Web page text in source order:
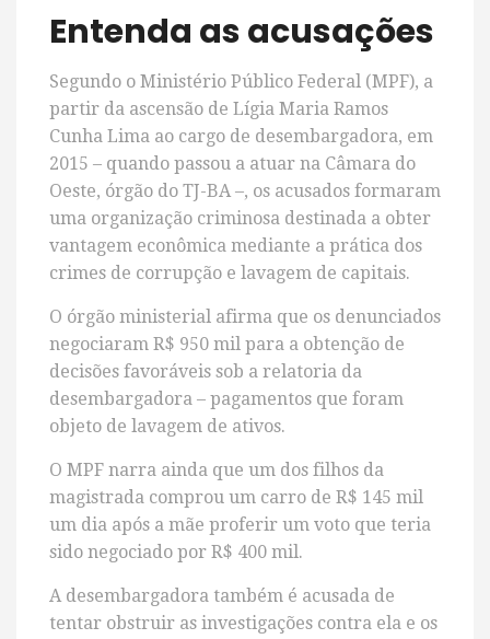
Entenda as acusações
Segundo o Ministério Público Federal (MPF), a
partir da ascensão de Lígia Maria Ramos
Cunha Lima ao cargo de desembargadora, em
2015 – quando passou a atuar na Câmara do
Oeste, órgão do TJ-BA –, os acusados formaram
uma organização criminosa destinada a obter
vantagem econômica mediante a prática dos
crimes de corrupção e lavagem de capitais.
O órgão ministerial afirma que os denunciados
negociaram R$ 950 mil para a obtenção de
decisões favoráveis sob a relatoria da
desembargadora – pagamentos que foram
objeto de lavagem de ativos.
O MPF narra ainda que um dos filhos da
magistrada comprou um carro de R$ 145 mil
um dia após a mãe proferir um voto que teria
sido negociado por R$ 400 mil.
A desembargadora também é acusada de
tentar obstruir as investigações contra ela e os